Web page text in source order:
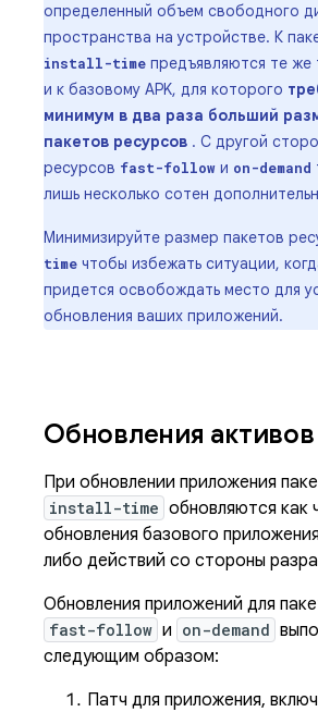
определенный объем свободного
пространства на устройстве. К
install-time предъявляются те же
и к базовому APK, для которого
минимум в два раза больший
пакетов ресурсов . С другой
ресурсов fast-follow и on-demand
лишь несколько сотен
Минимизируйте размер пакетов
time чтобы избежать ситуации,
придется освобождать место для
обновления ваших приложений.
Обновления активов
При обновлении приложения
install-time обновляются как
обновления базового
либо действий со стороны
Обновления приложений для
fast-follow и on-demand
следующим образом:
Патч для приложения,